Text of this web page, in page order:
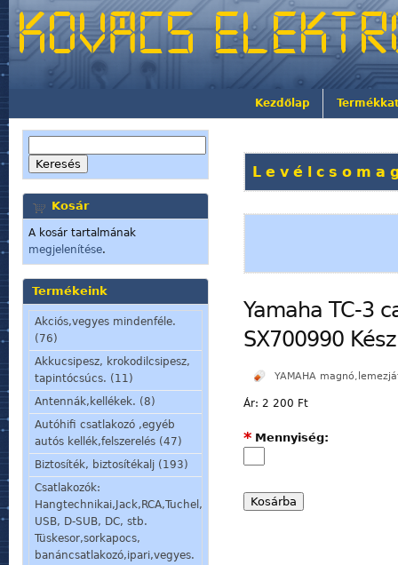
Kezdőlap
Kosár
A kosár tartalmának
megjelenítése.
Termékeink
Akciós,vegyes mindenféle.
(76)
Akkucsipesz, krokodilcsipesz,
tapintócsúcs. (11)
Antennák,kellékek. (8)
Autóhifi csatlakozó ,egyéb
autós kellék,felszerelés (47)
Biztosíték, biztosítékalj (193)
Csatlakozók:
Hangtechnikai,Jack,RCA,Tuchel,
USB, D-SUB, DC, stb.
Tüskesor,sorkapocs,
banáncsatlakozó,ipari,vegyes.
Yamaha TC-3
SX700990
YAMAHA
Ár: 2 200 Ft
Mennyiség:
*